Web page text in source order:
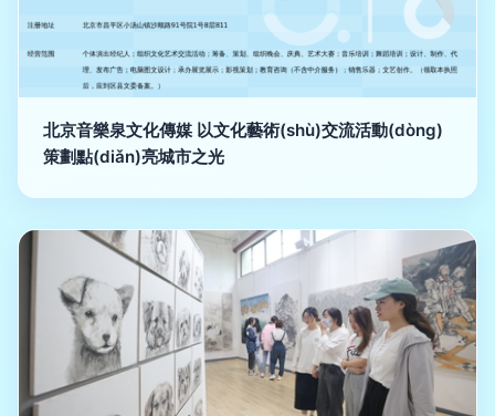
北京音樂泉文化傳媒 以文化藝術(shù)交流活動(dòng)
策劃點(diǎn)亮城市之光